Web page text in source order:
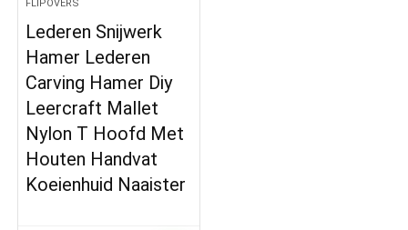
FLIPOVERS
Lederen Snijwerk
Hamer Lederen
Carving Hamer Diy
Leercraft Mallet
Nylon T Hoofd Met
Houten Handvat
Koeienhuid Naaister